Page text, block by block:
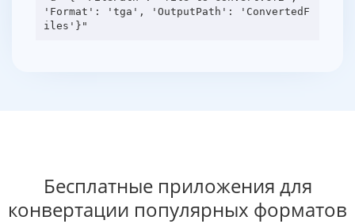
'Format': 'tga', 'OutputPath': 'ConvertedF
Бесплатные приложения для
конвертации популярных форматов